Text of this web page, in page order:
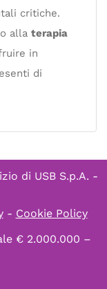
critiche.
alla terapia
in
di
di USB S.p.A. -
- Cookie Policy
€ 2.000.000 –